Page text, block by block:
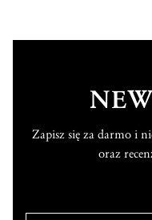
Zapisz się za darmo i
oraz